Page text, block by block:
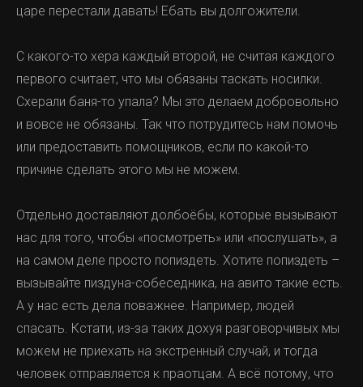
царе перестали давать! Ебать вы долгожители.
С какого-то хера каждый второй, не считая каждого
первого считает, что мы обязаны таскать носилки.
Схерали баня-то упала? Мы это делаем добровольно
и вовсе не обязаны. Так что потрудитесь нам помочь
или предоставить помощников, если по какой-то
причине сделать этого мы не можем.
Отдельно доставляют долбоёбы, которые вызывают
нас для того, чтобы «посмотреть» или «послушать», а
на самом деле просто попиздеть. Хотите попиздеть –
вызывайте пиздуна-собеседника, на авито такие есть.
А у нас есть дела поважнее. Например, людей
спасать. Кстати, из-за таких дохуя разговорчивых мы
можем не приехать на экстренный случай, и тогда
человек отправляется к праотцам. А всё потому, что